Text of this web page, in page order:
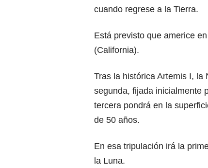
cuando regrese a la Tierra.
Está previsto que americe
(California).
Tras la histórica Artemis I, la
segunda, fijada inicialmente
tercera pondrá en la
de 50 años.
En esa tripulación irá la
la Luna.